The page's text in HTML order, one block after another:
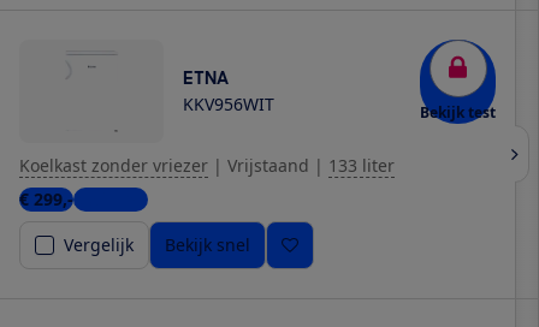
ETNA
KKV956WIT Bekijk test
Koelkast zonder vriezer | Vrijstaand | 133 liter
€ 299,-5 winkels
Vergelijk
Bekijk snel